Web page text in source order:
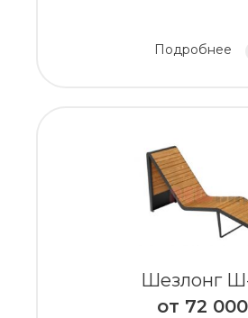
Подробнее
Шезлонг
от 72 000